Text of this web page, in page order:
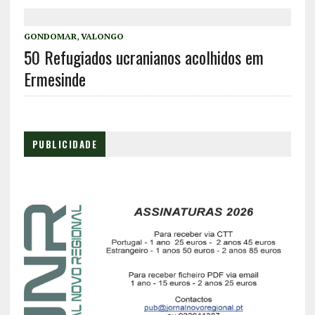
GONDOMAR, VALONGO
50 Refugiados ucranianos acolhidos em
Ermesinde
PUBLICIDADE